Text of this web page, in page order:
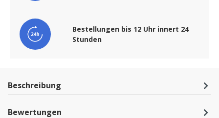
Bestellungen bis 12 Uhr innert 24
Stunden
Beschreibung
Bewertungen